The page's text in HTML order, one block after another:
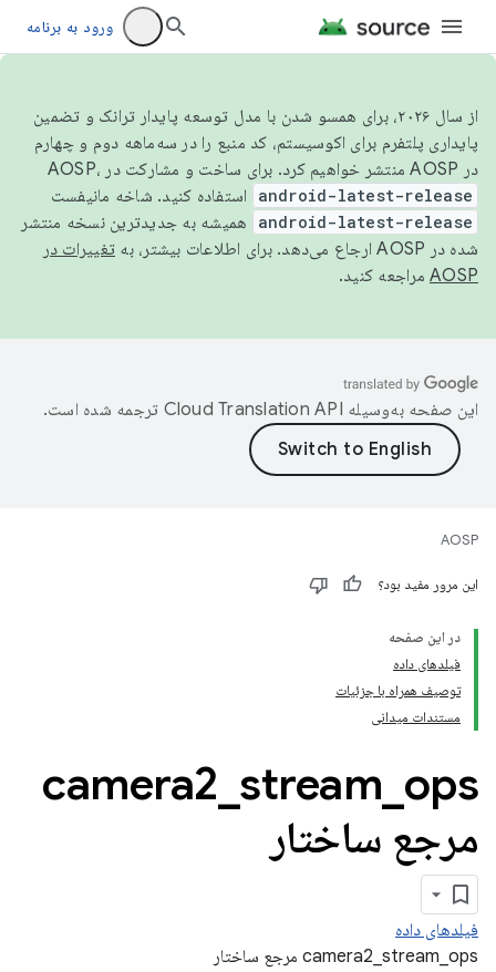
ورود به برنامه
از سال ۲۰۲۶، برای همسو شدن با مدل توسعه پایدار ترانک و تضمین
پایداری پلتفرم برای اکوسیستم، کد منبع را در سه‌ماهه دوم و چهارم
در AOSP منتشر خواهیم کرد. برای ساخت و مشارکت در AOSP،
android-latest-release استفاده کنید. شاخه مانیفست
android-latest-release
همیشه به جدیدترین نسخه منتشر
شده در AOSP ارجاع می‌دهد. برای اطلاعات بیشتر، به
تغییرات در
AOSP مراجعه کنید.
این صفحه به‌وسیله ترجمه شده است.
AOSP
این مرور مفید بود؟
در این صفحه
فیلدهای داده
توصیف همراه با جزئیات
مستندات میدانی
camera2 stream ops
مرجع ساختار
فیلدهای داده
camera2_stream_ops مرجع ساختار